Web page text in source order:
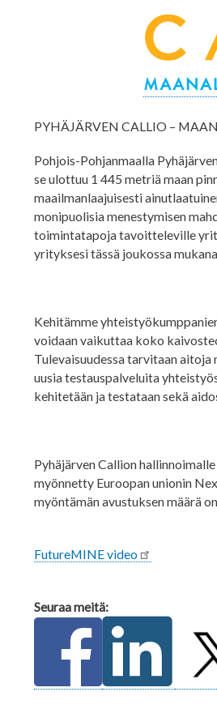
PYHÄJÄRVEN CALLIO –
Pohjois-Pohjanmaalla
se ulottuu 1 445 metriä maan
maailmanlaajuisesti
monipuolisia menestymisen
toimintatapoja tavoitteleville
yrityksesi tässä joukossa
Kehitämme
voidaan vaikuttaa koko
Tulevaisuudessa tarvitaan
uusia testauspalveluita
kehitetään ja testataan sekä
Pyhäjärven Callion
myönnetty Euroopan unionin
myöntämän avustuksen määrä
FutureMINE video
Seuraa meitä: